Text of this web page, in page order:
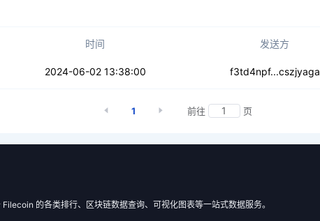
时间 发送方
2024-06-02 13:38:00 f3td4npf...cszjyaga
1 前往 页
的各类排行、区块链数据查询、可视化图表等一站式数据服务。